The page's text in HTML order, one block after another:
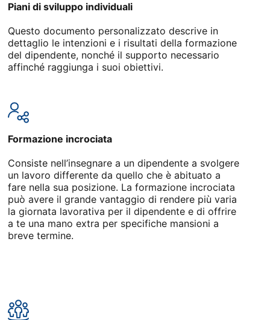
Piani di sviluppo individuali
Questo documento personalizzato descrive in
dettaglio le intenzioni e i risultati della formazione
del dipendente, nonché il supporto necessario
affinché raggiunga i suoi obiettivi.
Formazione incrociata
Consiste nell’insegnare a un dipendente a svolgere
un lavoro differente da quello che è abituato a
fare nella sua posizione. La formazione incrociata
può avere il grande vantaggio di rendere più varia
la giornata lavorativa per il dipendente e di offrire
a te una mano extra per specifiche mansioni a
breve termine.